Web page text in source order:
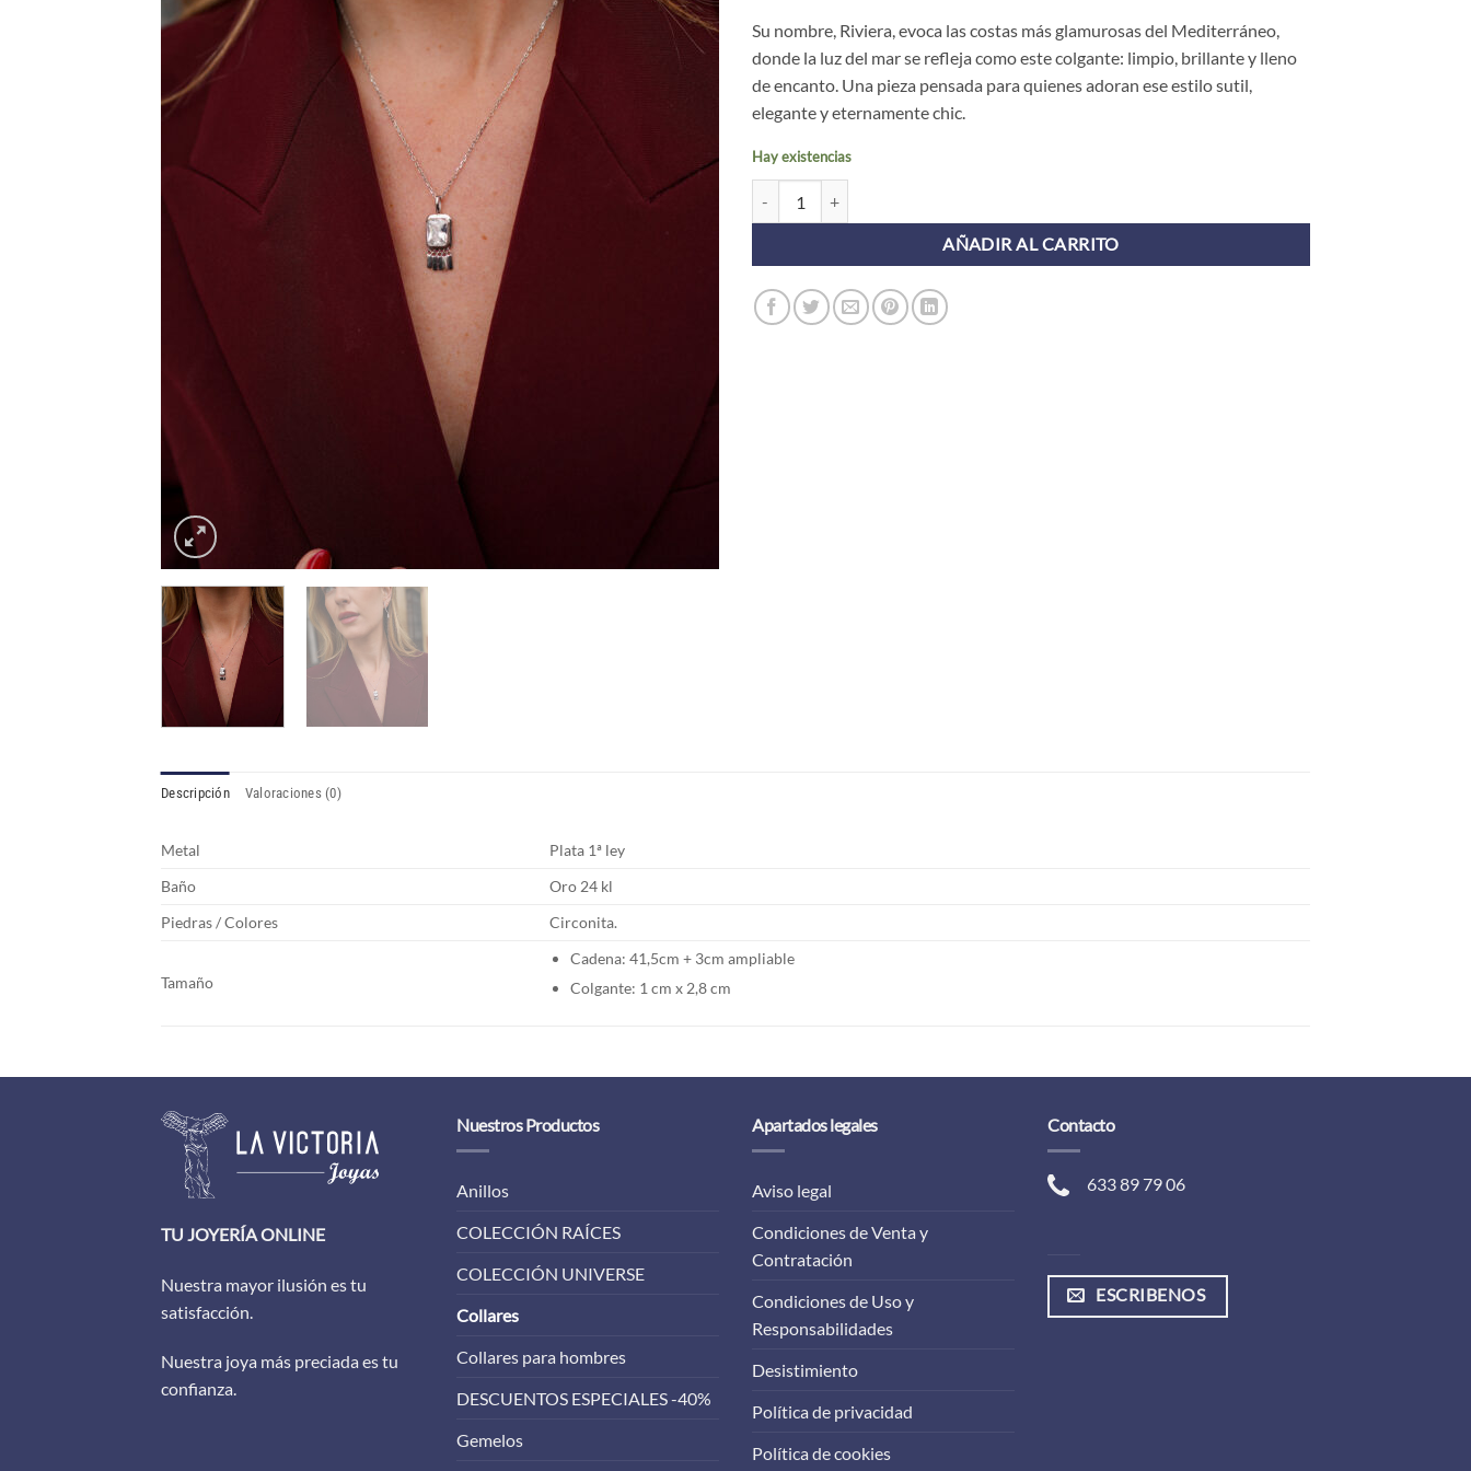
Su nombre, Riviera, evoca las costas más glamurosas del Mediterráneo,
donde la luz del mar se refleja como este colgante: limpio, brillante y lleno
de encanto. Una pieza pensada para quienes adoran ese estilo sutil,
elegante y eternamente chic.
Hay existencias
AÑADIR AL CARRITO
Descripción Valoraciones (0)
Metal
Plata 1ª ley
Baño
Oro 24 kl
Piedras / Colores
Circonita.
Tamaño
Cadena: 41,5cm + 3cm ampliable
Colgante: 1 cm x 2,8 cm
TU JOYERÍA ONLINE
Nuestra mayor ilusión es tu
satisfacción.
Nuestra joya más preciada es tu
confianza.
Nuestros Productos
Anillos
COLECCIÓN RAÍCES
COLECCIÓN UNIVERSE
Collares
Collares para hombres
DESCUENTOS ESPECIALES -40%
Gemelos
Apartados legales
Aviso legal
Condiciones de Venta y
Contratación
Condiciones de Uso y
Responsabilidades
Desistimiento
Política de privacidad
Política de cookies
Contacto
633 89 79 06
ESCRIBENOS